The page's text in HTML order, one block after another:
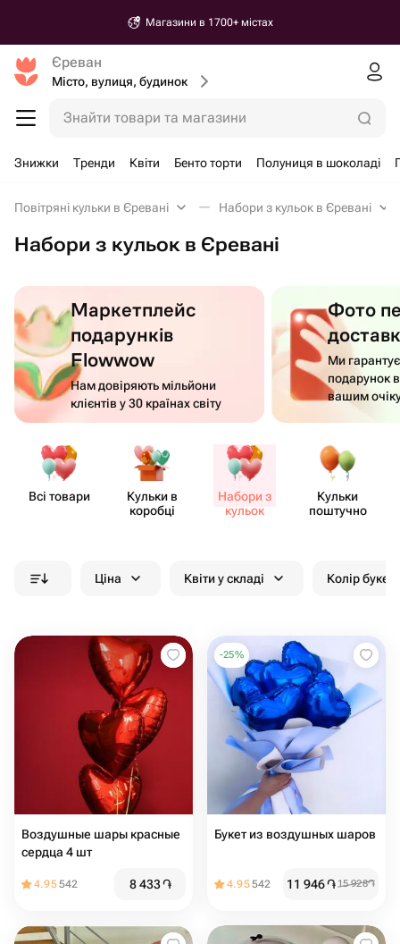
Магазини в 1700+ містах
Єреван
Місто, вулиця, будинок
Знайти товари та магазини
Знижки Тренди Квіти Бенто торти Полуниця в шоколаді
Повітряні кульки в Єревані Набори з кульок в Єревані
Набори з кульок в Єревані
Маркетплейс
подарунків
Flowwow
Нам довіряють мільйони
клієнтів у 30 країнах світу
Фото
Ми
подарунок
вашим
Всі товари
Кульки в
коробці
Набори з
кульок
Кульки
поштучно
Ціна Квіти у складі Колір
Воздушные шары красные
сердца 4 шт
4.95542 8 433֏
-25%
Букет из воздушных шаров
4.95542 11 946֏15 928֏